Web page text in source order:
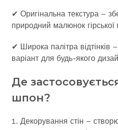
✔ Оригінальна текстура –
природний малюнок гірської
✔ Широка палітра відтінків
варіант для будь-якого
Де
шпон?
Декорування стін –